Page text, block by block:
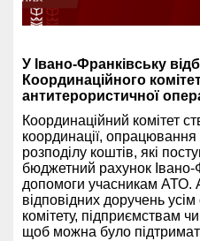
У Івано-Франківську
Координаційного
антитерористичної
Координаційний комітет
координації,
розподілу коштів, які
бюджетний рахунок
допомоги учасникам АТО.
відповідних доручень
комітету, підприємствам
щоб можна було